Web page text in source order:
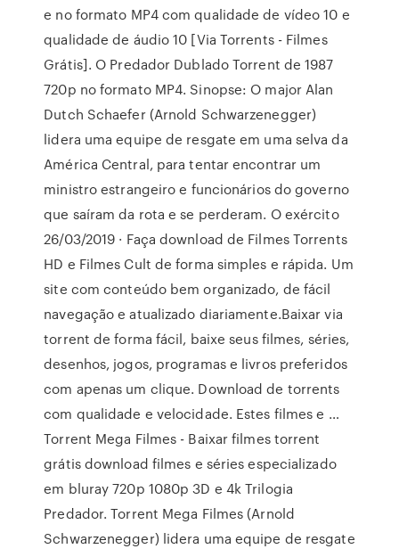
e no formato MP4 com qualidade de vídeo 10 e
qualidade de áudio 10 [Via Torrents - Filmes
Grátis]. O Predador Dublado Torrent de 1987
720p no formato MP4. Sinopse: O major Alan
Dutch Schaefer (Arnold Schwarzenegger)
lidera uma equipe de resgate em uma selva da
América Central, para tentar encontrar um
ministro estrangeiro e funcionários do governo
que saíram da rota e se perderam. O exército
26/03/2019 · Faça download de Filmes Torrents
HD e Filmes Cult de forma simples e rápida. Um
site com conteúdo bem organizado, de fácil
navegação e atualizado diariamente.Baixar via
torrent de forma fácil, baixe seus filmes, séries,
desenhos, jogos, programas e livros preferidos
com apenas um clique. Download de torrents
com qualidade e velocidade. Estes filmes e …
Torrent Mega Filmes - Baixar filmes torrent
grátis download filmes e séries especializado
em bluray 720p 1080p 3D e 4k Trilogia
Predador. Torrent Mega Filmes (Arnold
Schwarzenegger) lidera uma equipe de resgate